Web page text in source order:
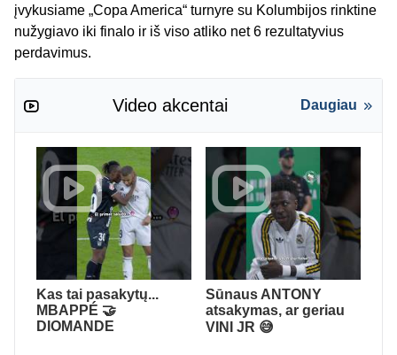
įvykusiame „Copa America“ turnyre su Kolumbijos rinktine
nužygiavo iki finalo ir iš viso atliko net 6 rezultatyvius
perdavimus.
Video akcentai Daugiau
Kas tai pasakytų...
MBAPPÉ 🤝
DIOMANDE
Sūnaus ANTONY
atsakymas, ar geriau
VINI JR 😅